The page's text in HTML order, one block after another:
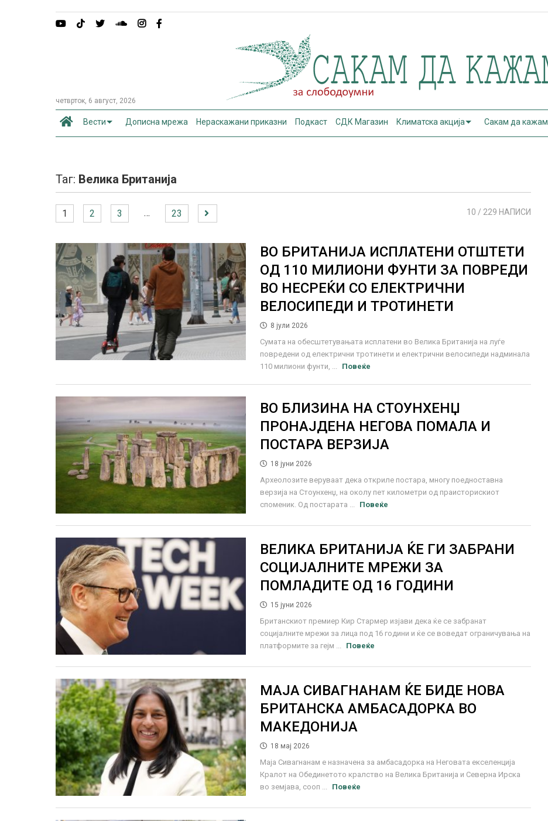
четврток, 6 август, 2026
Вести Дописна мрежа Нераскажани приказни Подкаст СДК Магазин Климатска акција Сакам да кажам
Таг: Велика Британија
1 2 3 … 23 10 / 229 НАПИСИ
ВО БРИТАНИЈА ИСПЛАТЕНИ ОТШТЕТИ
ОД 110 МИЛИОНИ ФУНТИ ЗА ПОВРЕДИ
ВО НЕСРЕЌИ СО ЕЛЕКТРИЧНИ
ВЕЛОСИПЕДИ И ТРОТИНЕТИ
8 јули 2026
Сумата на обесштетувањата исплатени во Велика Британија на луѓе
повредени од електрични тротинети и електрични велосипеди надминала
110 милиони фунти, ...
Повеќе
ВО БЛИЗИНА НА СТОУНХЕНЏ
ПРОНАЈДЕНА НЕГОВА ПОМАЛА И
ПОСТАРА ВЕРЗИЈА
18 јуни 2026
Археолозите веруваат дека откриле постара, многу поедноставна
верзија на Стоунхенџ, на околу пет километри од праисторискиот
споменик. Од постарата ...
Повеќе
ВЕЛИКА БРИТАНИЈА ЌЕ ГИ ЗАБРАНИ
СОЦИЈАЛНИТЕ МРЕЖИ ЗА
ПОМЛАДИТЕ ОД 16 ГОДИНИ
15 јуни 2026
Британскиот премиер Кир Стармер изјави дека ќе се забранат
социјалните мрежи за лица под 16 години и ќе се воведат ограничувања на
платформите за гејм ...
Повеќе
МАЈА СИВАГНАНАМ ЌЕ БИДЕ НОВА
БРИТАНСКА АМБАСАДОРКА ВО
МАКЕДОНИЈА
18 мај 2026
Маја Сивагнанам е назначена за амбасадорка на Неговата екселенција
Кралот на Обединетото кралство на Велика Британија и Северна Ирска
во земјава, сооп ...
Повеќе